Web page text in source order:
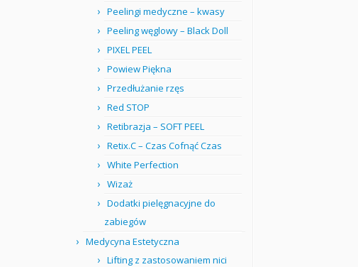
Peelingi medyczne – kwasy
Peeling węglowy – Black Doll
PIXEL PEEL
Powiew Piękna
Przedłużanie rzęs
Red STOP
Retibrazja – SOFT PEEL
Retix.C – Czas Cofnąć Czas
White Perfection
Wizaż
Dodatki pielęgnacyjne do
zabiegów
Medycyna Estetyczna
Lifting z zastosowaniem nici